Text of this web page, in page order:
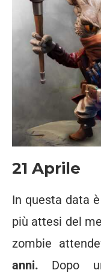
21 Aprile
In questa data
più attesi del
zombie
anni. Dopo